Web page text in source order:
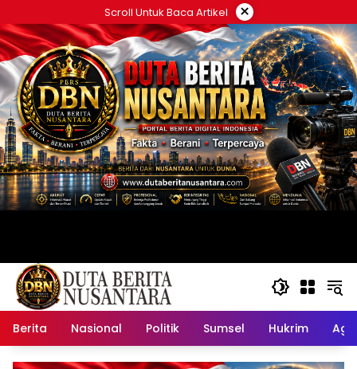
ke
konten
Scroll Untuk Baca Artikel ×
Berita Nasional Politik Sumsel Hukrim